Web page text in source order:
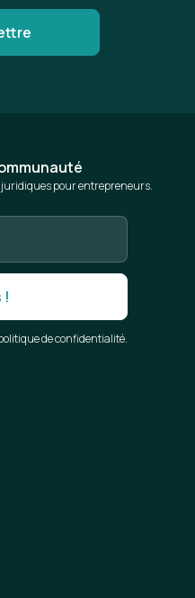
pour entrepreneurs.
de confidentialité.